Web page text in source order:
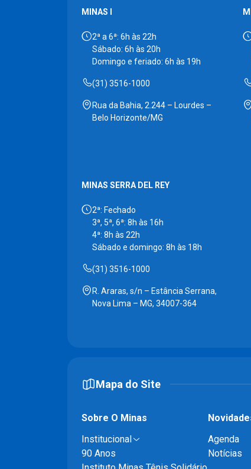
MINAS I
2ª a 6ª: 6h às 22h
Sábado: 6h às 20h
Domingo e feriado: 6h às 19h
(31) 3516-1000
Rua da Bahia, 2.244 – Lourdes –
Belo Horizonte/MG
MINAS SERRA DEL REY
2ª: Fechado
3ª, 5ª, 6ª: 8h às 16h
4ª: 8h às 22h
Sábado e domingo: 8h às 18h
(31) 3516-1000
R. Araras, s/n – Estância Serrana,
Nova Lima – MG, 34007-364
Mapa do Site
Sobre O Minas
Institucional
90 Anos
Agenda
Notícias